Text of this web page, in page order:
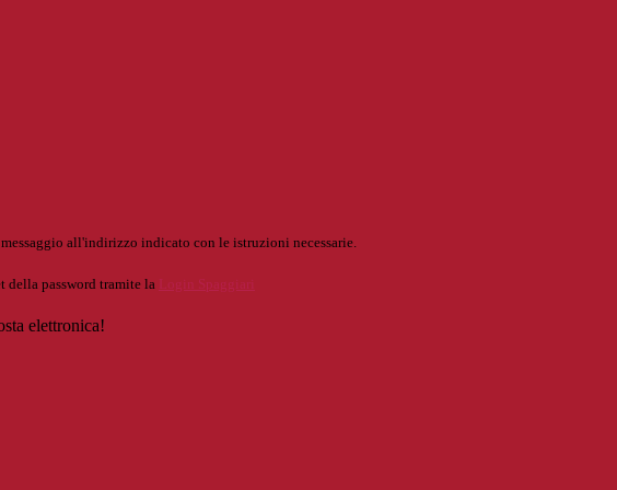
all'indirizzo indicato con le istruzioni necessarie.
della password tramite la Login Spaggiari
elettronica!